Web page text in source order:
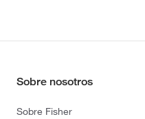
Sobre nosotros
Sobre Fisher